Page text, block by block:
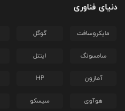
دنیای فناوری
مایکروسافت گوگل
سامسونگ اینتل
آمازون HP
هوآوی سیسکو